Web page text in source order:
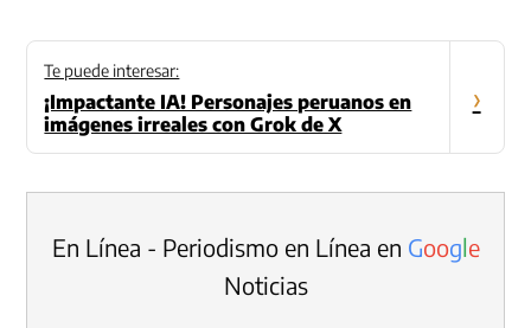
Te puede interesar:
¡Impactante IA! Personajes peruanos en
imágenes irreales con Grok de X
›
En Línea - Periodismo en Línea en Google
Noticias